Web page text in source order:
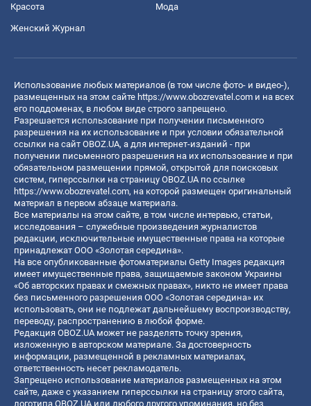
Красота Мода
Женский Журнал
Использование любых материалов (в том числе фото- и видео-),
размещенных на этом сайте https://www.obozrevatel.com и на всех
его поддоменах, в любом виде строго запрещено.
Разрешается использование при получении письменного
разрешения на их использование и при условии обязательной
ссылки на сайт OBOZ.UA, а для интернет-изданий - при
получении письменного разрешения на их использование и при
обязательном размещении прямой, открытой для поисковых
систем, гиперссылки на страницу OBOZ.UA по ссылке
https://www.obozrevatel.com, на которой размещен оригинальный
материал в первом абзаце материала.
Все материалы на этом сайте, в том числе интервью, статьи,
исследования – служебные произведения журналистов
редакции, исключительные имущественные права на которые
принадлежат ООО «Золотая середина».
На все опубликованные фотоматериалы Getty Images редакция
имеет имущественные права, защищаемые законом Украины
«Об авторских правах и смежных правах», никто не имеет права
без письменного разрешения ООО «Золотая середина» их
использовать, они не подлежат дальнейшему воспроизводству,
переводу, распространению в любой форме.
Редакция OBOZ.UA может не разделять точку зрения,
изложенную в авторском материале. За достоверность
информации, размещенной в рекламных материалах,
ответственность несет рекламодатель.
Запрещено использование материалов размещенных на этом
сайте, даже с указанием гиперссылки на страницу этого сайта,
логотипа OBOZ.UA или любого другого упоминания, но без